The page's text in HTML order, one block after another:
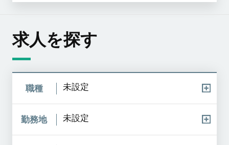
求人を探す
職種 未設定
勤務地 未設定